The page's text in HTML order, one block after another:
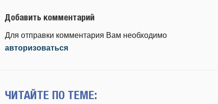
Добавить комментарий
Для отправки комментария Вам необходимо
авторизоваться
ЧИТАЙТЕ ПО ТЕМЕ: